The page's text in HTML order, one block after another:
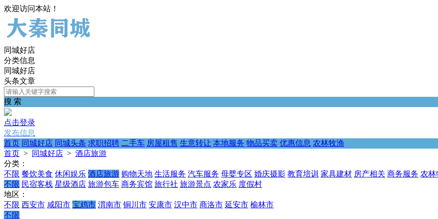
欢迎访问本站！
同城好店
分类信息
同城好店
头条文章
搜 索
点击登录
发布信息
首页 同城好店 同城头条 求职招聘 二手车 房屋租售 生意转让 本地服务 物品买卖 优惠信息 农林牧渔
首页 > 同城好店 > 酒店旅游
分类：
不限 餐饮美食 休闲娱乐 酒店旅游 购物天地 生活服务 汽车服务 母婴专区 婚庆摄影 教育培训 家具建材 房产相关 商务服务 农林
不限 民宿客栈 星级酒店 旅游包车 商务宾馆 旅行社 旅游景点 农家乐 度假村
地区：
不限 西安市 咸阳市 宝鸡市 渭南市 铜川市 安康市 汉中市 商洛市 延安市 榆林市
不限